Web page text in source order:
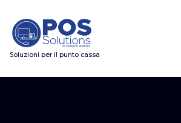
contenuto
Soluzioni per il punto cassa